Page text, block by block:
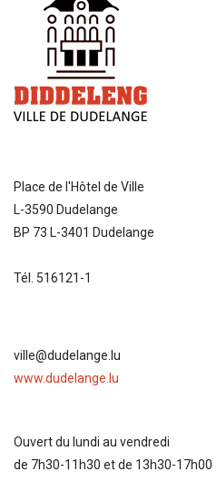
Place de l'Hôtel de Ville
L-3590 Dudelange
BP 73 L-3401 Dudelange
Tél. 516121-1
ville@dudelange.lu
www.dudelange.lu
Ouvert du lundi au vendredi
de 7h30-11h30 et de 13h30-17h00